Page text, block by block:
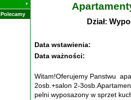
Polecamy
Dział:
Data wstawienia:
Data ważności:
Witam!Oferujemy Panstwu
2osb.+salon 2-
pelni wyposazony w sprzet